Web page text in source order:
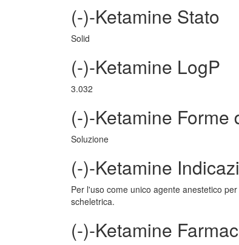
(-)-Ketamine Stato
Solid
(-)-Ketamine LogP
3.032
(-)-Ketamine Forme
Soluzione
(-)-Ketamine
Per l'uso come unico agente anestetico
scheletrica.
(-)-Ketamine